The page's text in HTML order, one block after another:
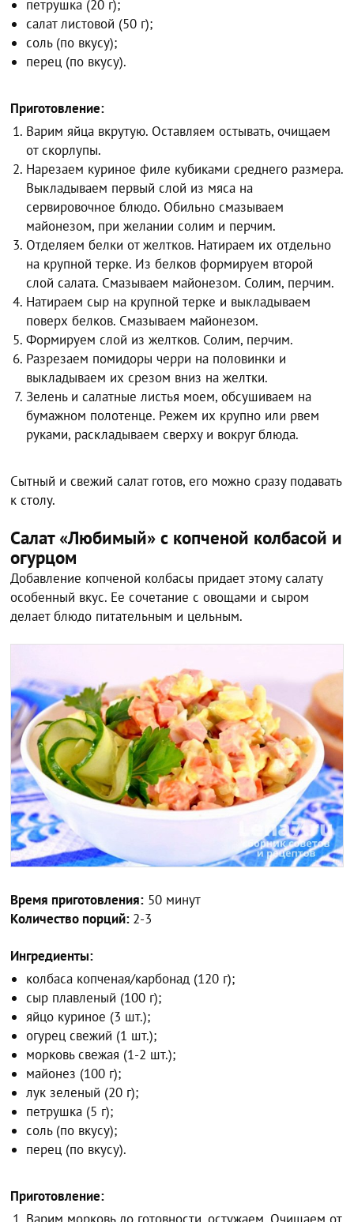
петрушка (20 г);
салат листовой (50 г);
соль (по вкусу);
перец (по вкусу).
Приготовление:
Варим яйца вкрутую. Оставляем остывать, очищаем
от скорлупы.
Нарезаем куриное филе кубиками среднего размера.
Выкладываем первый слой из мяса на
сервировочное блюдо. Обильно смазываем
майонезом, при желании солим и перчим.
Отделяем белки от желтков. Натираем их отдельно
на крупной терке. Из белков формируем второй
слой салата. Смазываем майонезом. Солим, перчим.
Натираем сыр на крупной терке и выкладываем
поверх белков. Смазываем майонезом.
Формируем слой из желтков. Солим, перчим.
Разрезаем помидоры черри на половинки и
выкладываем их срезом вниз на желтки.
Зелень и салатные листья моем, обсушиваем на
бумажном полотенце. Режем их крупно или рвем
руками, раскладываем сверху и вокруг блюда.
Сытный и свежий салат готов, его можно сразу подавать
к столу.
Салат «Любимый» с копченой колбасой и
огурцом
Добавление копченой колбасы придает этому салату
особенный вкус. Ее сочетание с овощами и сыром
делает блюдо питательным и цельным.
Время приготовления: 50 минут
Количество порций: 2-3
Ингредиенты:
колбаса копченая/карбонад (120 г);
сыр плавленый (100 г);
яйцо куриное (3 шт.);
огурец свежий (1 шт.);
морковь свежая (1-2 шт.);
майонез (100 г);
лук зеленый (20 г);
петрушка (5 г);
соль (по вкусу);
перец (по вкусу).
Приготовление: